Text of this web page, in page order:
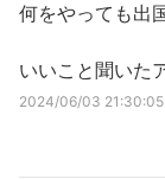
何をやっても出
いいこと聞いた
2024/06/03 21:30:05